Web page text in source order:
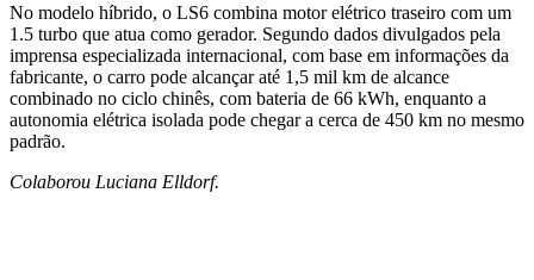
No modelo híbrido, o LS6 combina motor elétrico traseiro com um
1.5 turbo que atua como gerador. Segundo dados divulgados pela
imprensa especializada internacional, com base em informações da
fabricante, o carro pode alcançar até 1,5 mil km de alcance
combinado no ciclo chinês, com bateria de 66 kWh, enquanto a
autonomia elétrica isolada pode chegar a cerca de 450 km no mesmo
padrão.
Colaborou Luciana Elldorf.